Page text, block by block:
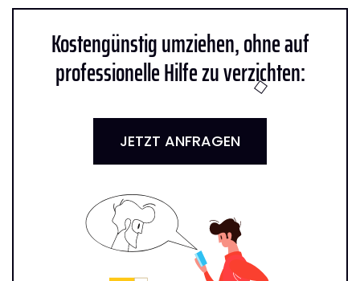
Kostengünstig umziehen, ohne auf
professionelle Hilfe zu verzichten:
JETZT ANFRAGEN